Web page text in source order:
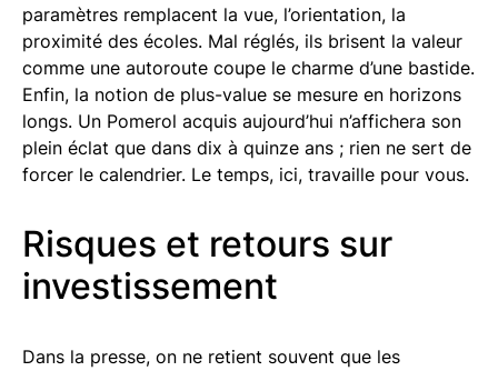
paramètres remplacent la vue, l’orientation, la
proximité des écoles. Mal réglés, ils brisent la valeur
comme une autoroute coupe le charme d’une bastide.
Enfin, la notion de plus-value se mesure en horizons
longs. Un Pomerol acquis aujourd’hui n’affichera son
plein éclat que dans dix à quinze ans ; rien ne sert de
forcer le calendrier. Le temps, ici, travaille pour vous.
Risques et retours sur
investissement
Dans la presse, on ne retient souvent que les